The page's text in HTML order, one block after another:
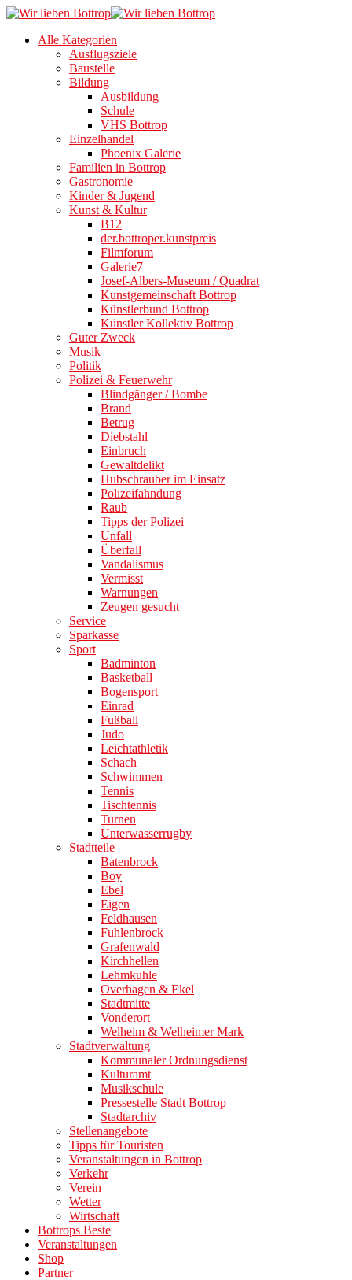
Alle Kategorien
Ausflugsziele
Baustelle
Bildung
Ausbildung
Schule
VHS Bottrop
Einzelhandel
Phoenix Galerie
Familien in Bottrop
Gastronomie
Kinder & Jugend
Kunst & Kultur
B12
der.bottroper.kunstpreis
Filmforum
Galerie7
Josef-Albers-Museum / Quadrat
Kunstgemeinschaft Bottrop
Künstlerbund Bottrop
Künstler Kollektiv Bottrop
Guter Zweck
Musik
Politik
Polizei & Feuerwehr
Blindgänger / Bombe
Brand
Betrug
Diebstahl
Einbruch
Gewaltdelikt
Hubschrauber im Einsatz
Polizeifahndung
Raub
Tipps der Polizei
Unfall
Überfall
Vandalismus
Vermisst
Warnungen
Zeugen gesucht
Service
Sparkasse
Sport
Badminton
Basketball
Bogensport
Einrad
Fußball
Judo
Leichtathletik
Schach
Schwimmen
Tennis
Tischtennis
Turnen
Unterwasserrugby
Stadtteile
Batenbrock
Boy
Ebel
Eigen
Feldhausen
Fuhlenbrock
Grafenwald
Kirchhellen
Lehmkuhle
Overhagen & Ekel
Stadtmitte
Vonderort
Welheim & Welheimer Mark
Stadtverwaltung
Kommunaler Ordnungsdienst
Kulturamt
Musikschule
Pressestelle Stadt Bottrop
Stadtarchiv
Stellenangebote
Tipps für Touristen
Veranstaltungen in Bottrop
Verkehr
Verein
Wetter
Wirtschaft
Bottrops Beste
Veranstaltungen
Shop
Partner